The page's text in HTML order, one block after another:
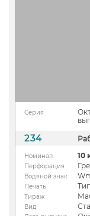
Серия
234
Номинал 10
Перфорация
Водяной знак
Печать
Тираж
Вид